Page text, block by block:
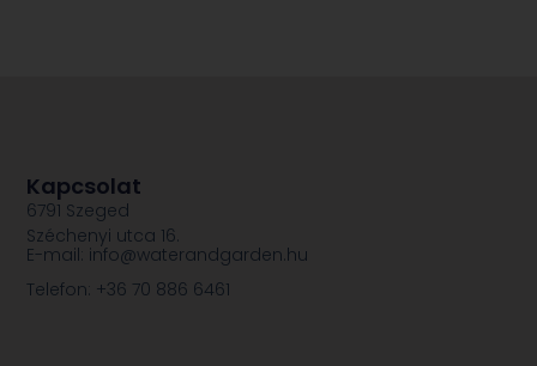
Kapcsolat
6791 Szeged
Széchenyi utca 16.
E-mail: info@waterandgarden.hu
Telefon: +36 70 886 6461